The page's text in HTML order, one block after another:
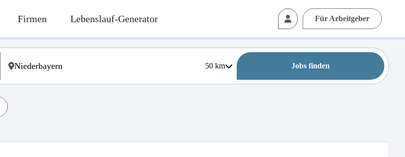
Firmen Lebenslauf-Generator Für Arbeitgeber
50km Jobs finden